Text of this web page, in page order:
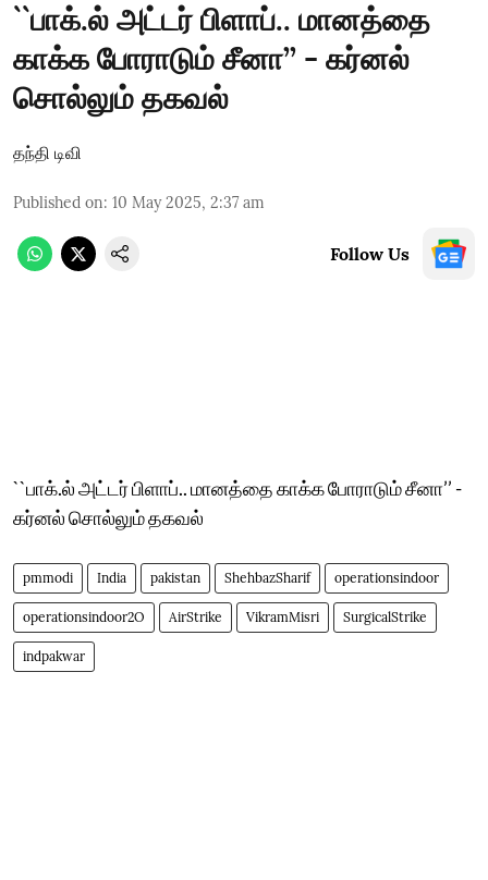
``பாக்.ல் அட்டர் பிளாப்.. மானத்தை
காக்க போராடும் சீனா’’ - கர்னல்
சொல்லும் தகவல்
தந்தி டிவி
Published on: 10 May 2025, 2:37 am
Follow Us
``பாக்.ல் அட்டர் பிளாப்.. மானத்தை காக்க போராடும் சீனா’’ -
கர்னல் சொல்லும் தகவல்
pmmodi India pakistan ShehbazSharif operationsindoor
operationsindoor2O AirStrike VikramMisri SurgicalStrike
indpakwar